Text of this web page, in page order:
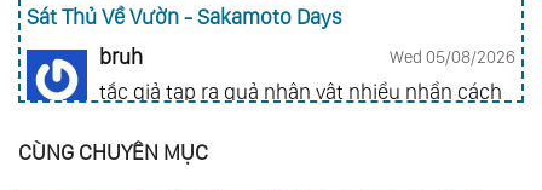
Sát Thủ Về Vườn - Sakamoto Days
bruh
Wed 05/08/2026
tắc giả tạp ra quả nhân vật nhiều nhần cách
Gia Đình Điệp Viên - Spy X Family
CÙNG CHUYÊN MỤC